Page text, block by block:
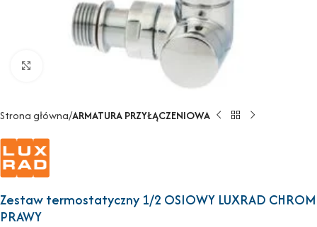
Strona główna ARMATURA PRZYŁĄCZENIOWA
Zestaw termostatyczny 1/2 OSIOWY LUXRAD CHROM
PRAWY